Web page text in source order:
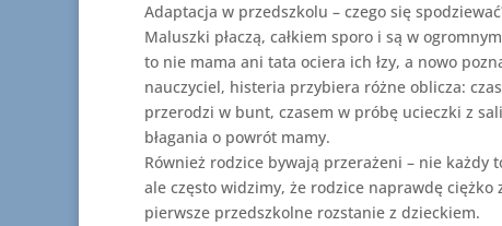
Adaptacja w przedszkolu – czego się
Maluszki płaczą, całkiem sporo i są w
to nie mama ani tata ociera ich łzy, a nowo
nauczyciel, histeria przybiera różne oblicza:
przerodzi w bunt, czasem w próbę ucieczki z
błagania o powrót mamy.
Również rodzice bywają przerażeni – nie każdy
ale często widzimy, że rodzice naprawdę ciężko
pierwsze przedszkolne rozstanie z dzieckiem.